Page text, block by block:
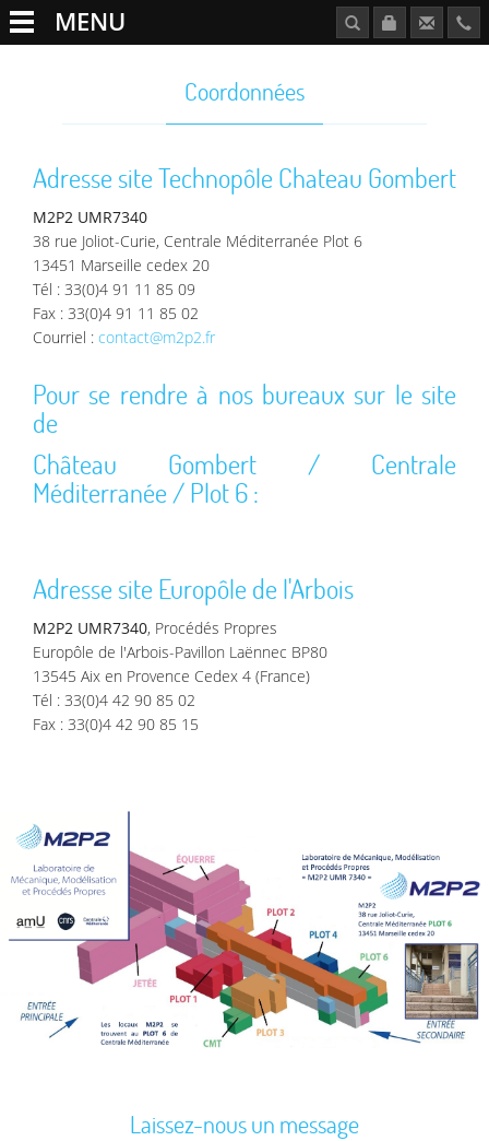
MENU
Coordonnées
Adresse site Technopôle Chateau Gombert
M2P2 UMR7340
38 rue Joliot-Curie, Centrale Méditerranée Plot 6
13451 Marseille cedex 20
Tél : 33(0)4 91 11 85 09
Fax : 33(0)4 91 11 85 02
Courriel : contact@m2p2.fr
Pour se rendre à nos bureaux sur le site
de
Château Gombert / Centrale
Méditerranée / Plot 6 :
Adresse site Europôle de l'Arbois
M2P2 UMR7340, Procédés Propres
Europôle de l'Arbois-Pavillon Laënnec BP80
13545 Aix en Provence Cedex 4 (France)
Tél : 33(0)4 42 90 85 02
Fax : 33(0)4 42 90 85 15
Laissez-nous un message